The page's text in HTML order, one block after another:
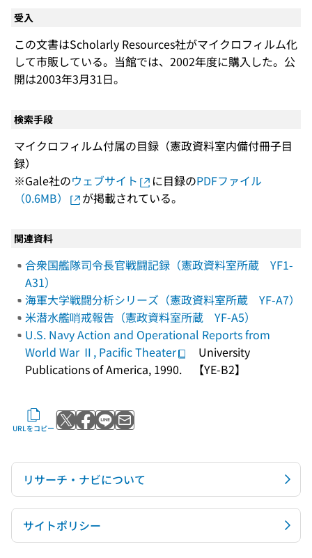
受入
この文書はScholarly Resources社がマイクロフィルム化
して市販している。当館では、2002年度に購入した。公
開は2003年3月31日。
検索手段
マイクロフィルム付属の目録（憲政資料室内備付冊子目
録）
※Gale社のウェブサイト に目録のPDFファイル
（0.6MB）
が掲載されている。
関連資料
合衆国艦隊司令長官戦闘記録（憲政資料室所蔵 YF1-
A31）
海軍大学戦闘分析シリーズ（憲政資料室所蔵 YF-A7）
米潜水艦哨戒報告（憲政資料室所蔵 YF-A5）
U.S. Navy Action and Operational Reports from
World War Ⅱ, Pacific Theater
University
Publications of America, 1990. 【YE-B2】
URLをコピー Xでポストする
Facebookでシェアする
LINEで送る
メールで送る
リサーチ・ナビについて
サイトポリシー